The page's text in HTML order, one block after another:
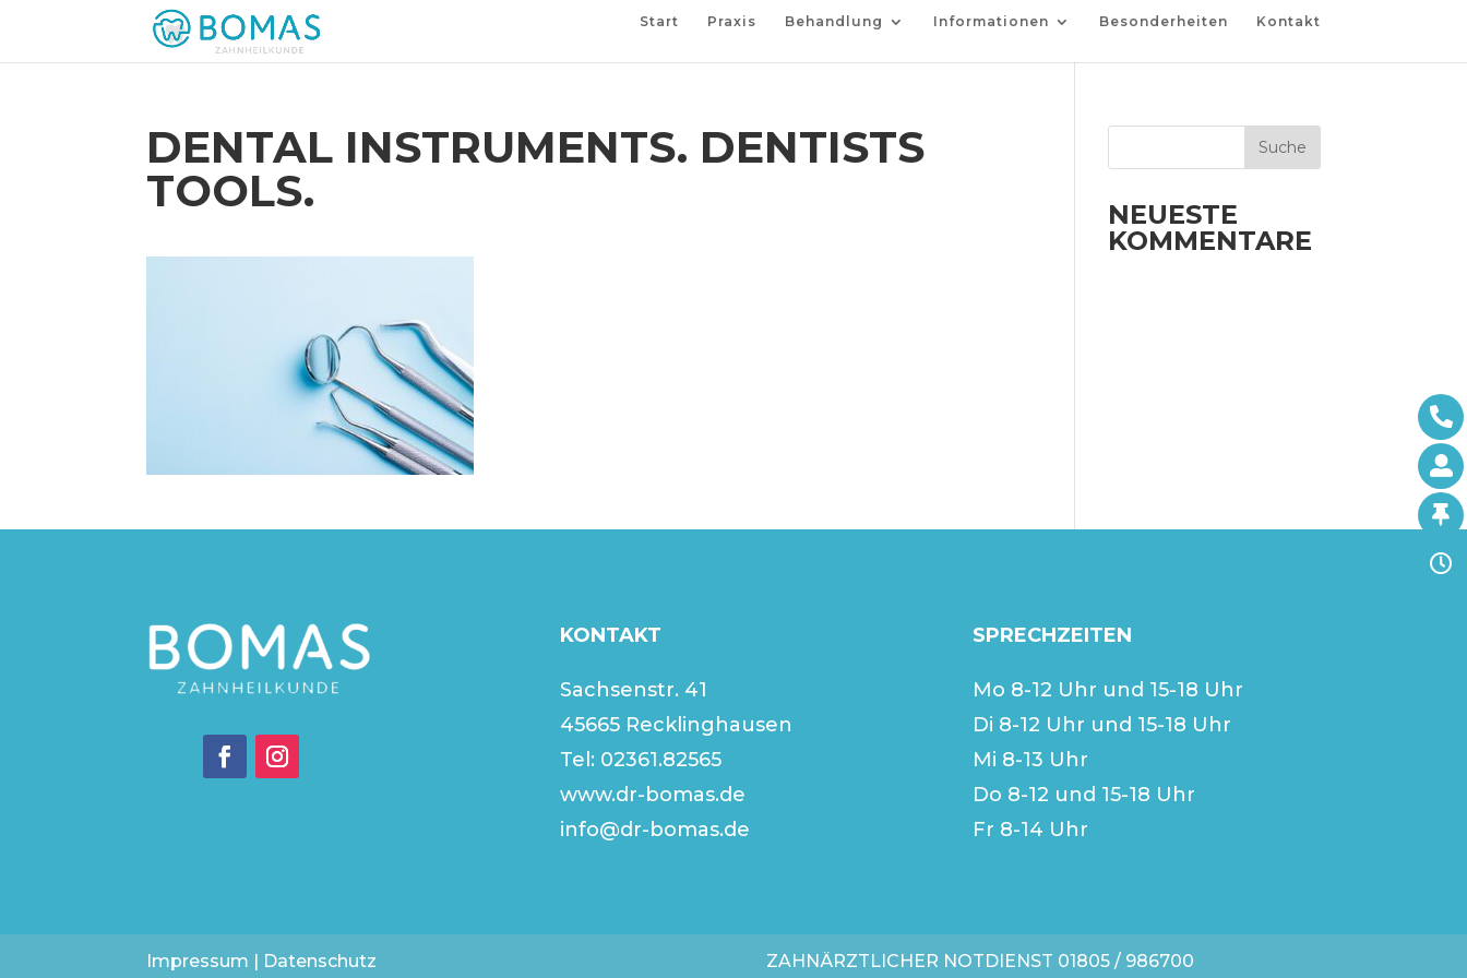
Start Praxis Behandlung Informationen Besonderheiten Kontakt
DENTAL INSTRUMENTS. DENTISTS
TOOLS.
NEUESTE
KOMMENTARE
KONTAKT
Sachsenstr. 41
45665 Recklinghausen
Tel: 02361.82565
www.dr-bomas.de
info@dr-bomas.de
SPRECHZEITEN
Mo 8-12 Uhr und 15-18 Uhr
Di 8-12 Uhr und 15-18 Uhr
Mi 8-13 Uhr
Do 8-12 und 15-18 Uhr
Fr 8-14 Uhr
Impressum Datenschutz ZAHNÄRZTLICHER NOTDIENST 01805 / 986700